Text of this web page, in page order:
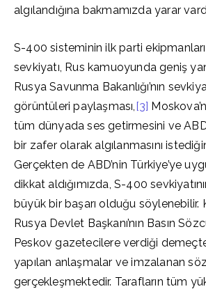
algılandığına bakmamızda yarar
S-400 sisteminin ilk parti
sevkiyatı, Rus kamuoyunda geniş
Rusya Savunma Bakanlığı’nın
görüntüleri paylaşması,[3]
tüm dünyada ses getirmesini ve ABD
bir zafer olarak algılanmasını
Gerçekten de ABD’nin Türkiye’ye
dikkat aldığımızda, S-400
büyük bir başarı olduğu söylenebilir.
Rusya Devlet Başkanı’nın Basın
Peskov gazetecilere verdiği
yapılan anlaşmalar ve imzalanan
gerçekleşmektedir. Tarafların tüm